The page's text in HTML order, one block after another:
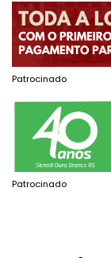
Patrocinado
Patrocinado